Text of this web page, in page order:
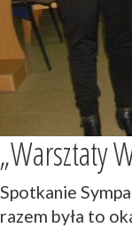
„Warsztaty
Spotkanie
razem była to